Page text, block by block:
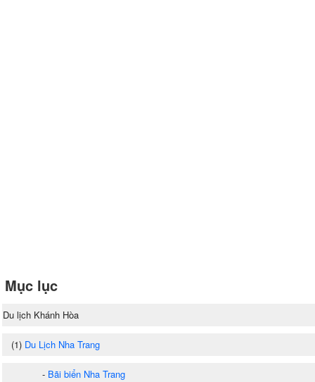
Mục lục
Du lịch Khánh Hòa
(1) Du Lịch Nha Trang
- Bãi biển Nha Trang